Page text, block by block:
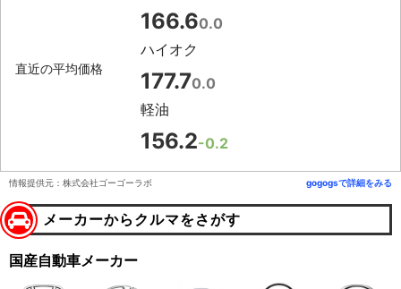
直近の平均価格
166.60.0
ハイオク
177.70.0
軽油
156.2-0.2
情報提供元：株式会社ゴーゴーラボ gogogsで詳細をみる
メーカーからクルマをさがす
国産自動車メーカー